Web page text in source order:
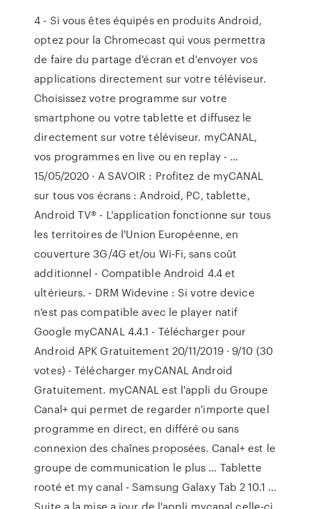
4 - Si vous êtes équipés en produits Android,
optez pour la Chromecast qui vous permettra
de faire du partage d'écran et d'envoyer vos
applications directement sur votre téléviseur.
Choisissez votre programme sur votre
smartphone ou votre tablette et diffusez le
directement sur votre téléviseur. myCANAL,
vos programmes en live ou en replay - …
15/05/2020 · A SAVOIR : Profitez de myCANAL
sur tous vos écrans : Android, PC, tablette,
Android TV® - L'application fonctionne sur tous
les territoires de l'Union Européenne, en
couverture 3G/4G et/ou Wi-Fi, sans coût
additionnel - Compatible Android 4.4 et
ultérieurs. - DRM Widevine : Si votre device
n'est pas compatible avec le player natif
Google myCANAL 4.4.1 - Télécharger pour
Android APK Gratuitement 20/11/2019 · 9/10 (30
votes) - Télécharger myCANAL Android
Gratuitement. myCANAL est l'appli du Groupe
Canal+ qui permet de regarder n'importe quel
programme en direct, en différé ou sans
connexion des chaînes proposées. Canal+ est le
groupe de communication le plus … Tablette
rooté et my canal - Samsung Galaxy Tab 2 10.1 ...
Suite a la mise a jour de l'appli mycanal celle-ci